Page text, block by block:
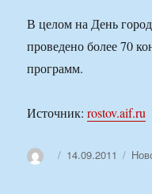
В целом на День
проведено более 70
программ.
Источник:rostov.aif.ru
АвторОпубликовано
14.09.2011